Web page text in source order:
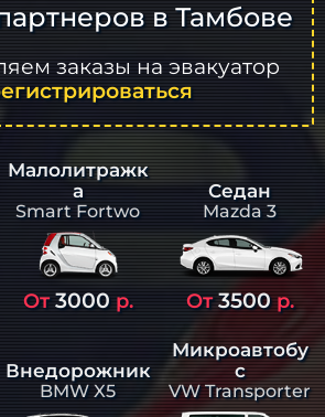
в Тамбове
заказы на эвакуатор
Малолитражк
а
Smart Fortwo
От3000р.
Седан
Mazda 3
От3500р.
Внедорожник
BMW X5
Микроавтобу
с
VW Transporter